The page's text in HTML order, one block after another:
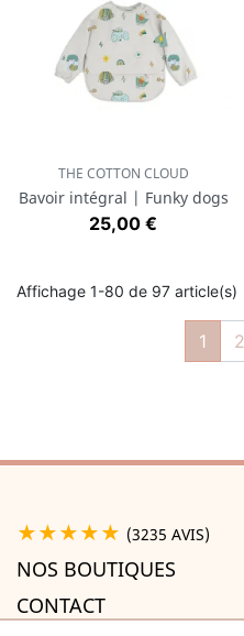
THE COTTON CLOUD
Bavoir intégral | Funky dogs
Prix
25,00 €
Affichage 1-80 de 97 article(s)
1 2
★★★★★ (3235 AVIS)
NOS BOUTIQUES
CONTACT